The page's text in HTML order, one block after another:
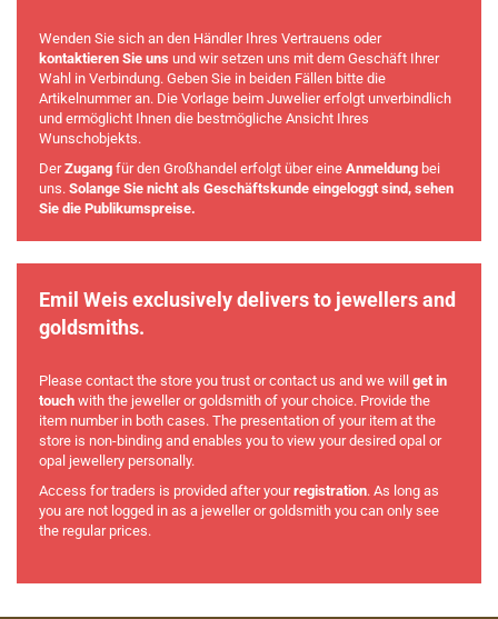
Wenden Sie sich an den Händler Ihres Vertrauens oder
kontaktieren Sie uns und wir setzen uns mit dem Geschäft Ihrer
Wahl in Verbindung. Geben Sie in beiden Fällen bitte die
Artikelnummer an. Die Vorlage beim Juwelier erfolgt unverbindlich
und ermöglicht Ihnen die bestmögliche Ansicht Ihres
Wunschobjekts.
DerZugang für den Großhandel erfolgt über eine Anmeldung bei
uns. Solange Sie nicht als Geschäftskunde eingeloggt sind, sehen
Sie die Publikumspreise.
Emil Weis exclusively delivers to jewellers and
goldsmiths.
Please contact the store you trust or contact us and we will get in
touch with the jeweller or goldsmith of your choice. Provide the
item number in both cases. The presentation of your item at the
store is non-binding and enables you to view your desired opal or
opal jewellery personally.
Access for traders is provided after yourregistration. As long as
you are not logged in as a jeweller or goldsmith you can only see
the regular prices.